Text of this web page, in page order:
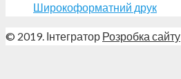
Широкоформатний друк
© 2019. Інтегратор Розробка сайту